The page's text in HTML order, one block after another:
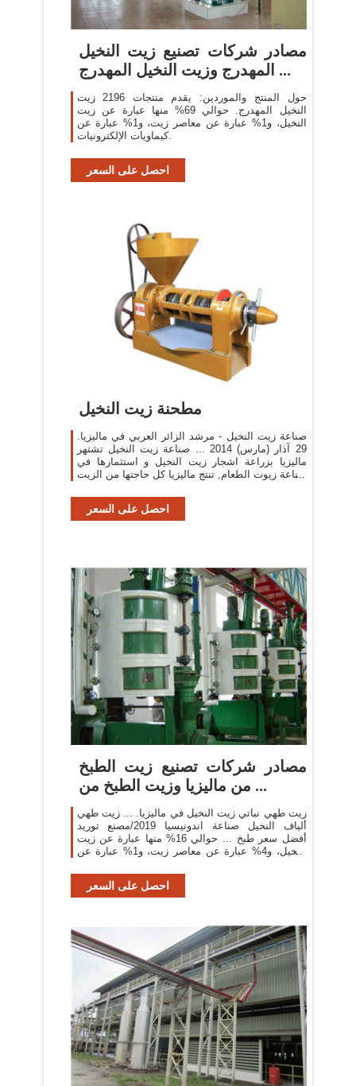
مصادر شركات تصنيع زيت النخيل
المهدرج وزيت النخيل المهدرج ...
حول المنتج والموردين: يقدم منتجات 2196 زيت
النخيل المهدرج. حوالي 69% منها عبارة عن زيت
النخيل، و1% عبارة عن معاصر زيت، و1% عبارة عن
كيماويات الإلكترونيات.
احصل على السعر
مطحنة زيت النخيل
صناعة زيت النخيل - مرشد الزائر العربي في ماليزيا.
29 آذار (مارس) 2014 ... صناعة زيت النخيل تشتهر
ماليزيا بزراعة اشجار زيت النخيل و استثمارها في
صناعة زيوت الطعام, تنتج ماليزيا كل حاجتها من الزيت
احصل على السعر
مصادر شركات تصنيع زيت الطبخ
من ماليزيا وزيت الطبخ من ...
زيت طهي نباتي زيت النخيل في ماليزيا. ... زيت طهي
ألياف النخيل صناعة اندونيسيا 2019/مصنع توريد
أفضل سعر طبخ ... حوالي 16% منها عبارة عن زيت
النخيل، و4% عبارة عن معاصر زيت، و1% عبارة عن
احصل على السعر